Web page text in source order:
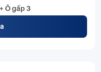
Ô gấp 3